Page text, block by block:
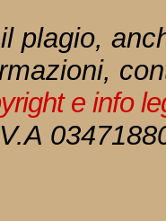
plagio,
e info